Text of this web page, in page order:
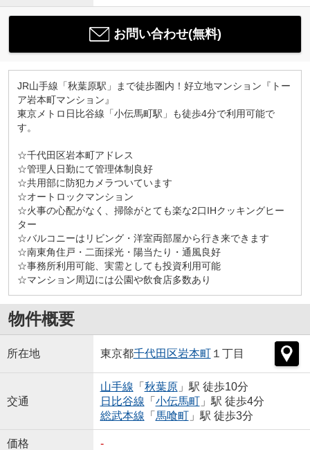
お問い合わせ(無料)
JR山手線「秋葉原駅」まで徒歩圏内！好立地マンション『トー
ア岩本町マンション』
東京メトロ日比谷線「小伝馬町駅」も徒歩4分で利用可能で
す。
☆千代田区岩本町アドレス
☆管理人日勤にて管理体制良好
☆共用部に防犯カメラついています
☆オートロックマンション
☆火事の心配がなく、掃除がとても楽な2口IHクッキングヒー
ター
☆バルコニーはリビング・洋室両部屋から行き来できます
☆南東角住戸・二面採光・陽当たり・通風良好
☆事務所利用可能、実需としても投資利用可能
☆マンション周辺には公園や飲食店多数あり
物件概要
所在地 東京都千代田区岩本町１丁目
交通
山手線 「 秋葉原」駅 徒歩10分
日比谷線 「 小伝馬町」駅 徒歩4分
総武本線 「 馬喰町」駅 徒歩3分
価格 -